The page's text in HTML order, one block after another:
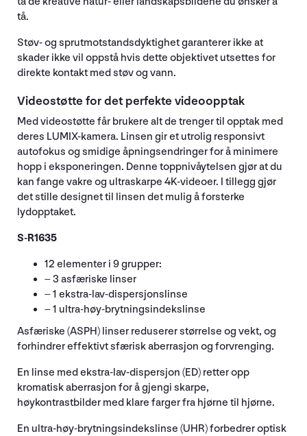
tå.
Støv- og sprutmotstandsdyktighet garanterer ikke at
skader ikke vil oppstå hvis dette objektivet utsettes for
direkte kontakt med støv og vann.
Videostøtte for det perfekte videoopptak
Med videostøtte får brukere alt de trenger til opptak med
deres LUMIX-kamera. Linsen gir et utrolig responsivt
autofokus og smidige åpningsendringer for å minimere
hopp i eksponeringen. Denne toppnivåytelsen gjør at du
kan fange vakre og ultraskarpe 4K-videoer. I tillegg gjør
det stille designet til linsen det mulig å forsterke
lydopptaket.
S-R1635
12 elementer i 9 grupper:
– 3 asfæriske linser
– 1 ekstra-lav-dispersjonslinse
– 1 ultra-høy-brytningsindekslinse
Asfæriske (ASPH) linser reduserer størrelse og vekt, og
forhindrer effektivt sfærisk aberrasjon og forvrenging.
En linse med ekstra-lav-dispersjon (ED) retter opp
kromatisk aberrasjon for å gjengi skarpe,
høykontrastbilder med klare farger fra hjørne til hjørne.
En ultra-høy-brytningsindekslinse (UHR) forbedrer optisk